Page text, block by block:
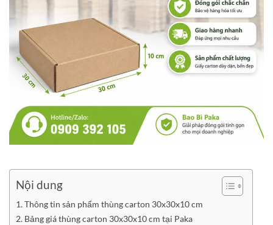
Nội dung
Thông tin sản phẩm thùng carton 30x30x10 cm
Bảng giá thùng carton 30x30x10 cm tại Paka